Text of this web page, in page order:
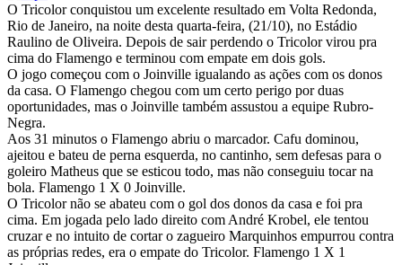
O Tricolor conquistou um excelente resultado em Volta Redonda,
Rio de Janeiro, na noite desta quarta-feira, (21/10), no Estádio
Raulino de Oliveira. Depois de sair perdendo o Tricolor virou pra
cima do Flamengo e terminou com empate em dois gols.
O jogo começou com o Joinville igualando as ações com os donos
da casa. O Flamengo chegou com um certo perigo por duas
oportunidades, mas o Joinville também assustou a equipe Rubro-
Negra.
Aos 31 minutos o Flamengo abriu o marcador. Cafu dominou,
ajeitou e bateu de perna esquerda, no cantinho, sem defesas para o
goleiro Matheus que se esticou todo, mas não conseguiu tocar na
bola. Flamengo 1 X 0 Joinville.
O Tricolor não se abateu com o gol dos donos da casa e foi pra
cima. Em jogada pelo lado direito com André Krobel, ele tentou
cruzar e no intuito de cortar o zagueiro Marquinhos empurrou contra
as próprias redes, era o empate do Tricolor. Flamengo 1 X 1